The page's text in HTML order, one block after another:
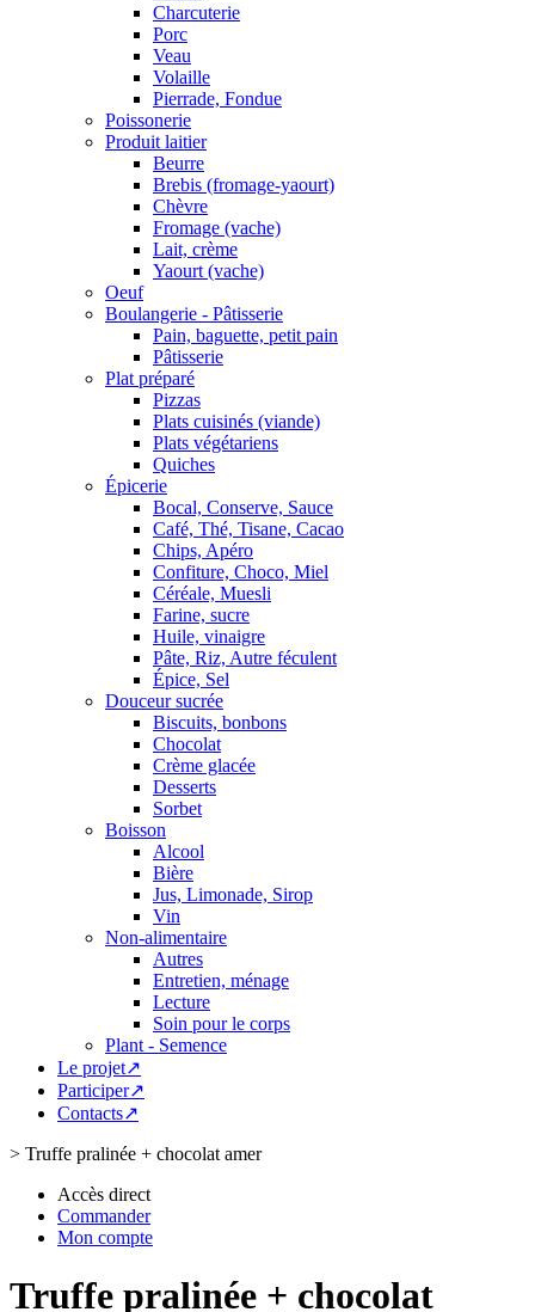
Charcuterie
Porc
Veau
Volaille
Pierrade, Fondue
Poissonerie
Produit laitier
Beurre
Brebis (fromage-yaourt)
Chèvre
Fromage (vache)
Lait, crème
Yaourt (vache)
Oeuf
Boulangerie - Pâtisserie
Pain, baguette, petit pain
Pâtisserie
Plat préparé
Pizzas
Plats cuisinés (viande)
Plats végétariens
Quiches
Épicerie
Bocal, Conserve, Sauce
Café, Thé, Tisane, Cacao
Chips, Apéro
Confiture, Choco, Miel
Céréale, Muesli
Farine, sucre
Huile, vinaigre
Pâte, Riz, Autre féculent
Épice, Sel
Douceur sucrée
Biscuits, bonbons
Chocolat
Crème glacée
Desserts
Sorbet
Boisson
Alcool
Bière
Jus, Limonade, Sirop
Vin
Non-alimentaire
Autres
Entretien, ménage
Lecture
Soin pour le corps
Plant - Semence
Le projet↗
Participer↗
Contacts↗
> Truffe pralinée + chocolat amer
Accès direct
Commander
Mon compte
Truffe pralinée + chocolat